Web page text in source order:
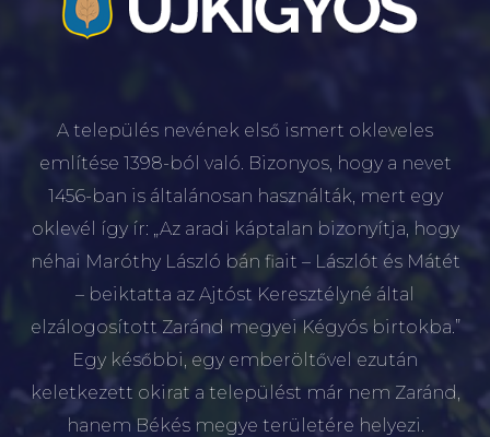
A település nevének első ismert okleveles
említése 1398-ból való. Bizonyos, hogy a nevet
1456-ban is általánosan használták, mert egy
oklevél így ír: „Az aradi káptalan bizonyítja, hogy
néhai Maróthy László bán fiait – Lászlót és Mátét
– beiktatta az Ajtóst Keresztélyné által
elzálogosított Zaránd megyei Kégyós birtokba.”
Egy későbbi, egy emberöltővel ezután
keletkezett okirat a települést már nem Zaránd,
hanem Békés megye területére helyezi.